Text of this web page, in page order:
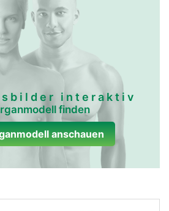
interaktiv
finden
anschauen